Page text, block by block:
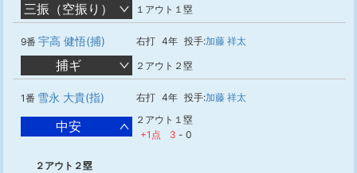
三振（空振り） １アウト１塁
9番 宇高 健悟(捕) 右打 4年 投手:加藤 祥太
捕ギ ２アウト２塁
1番 雪永 大貴(指) 右打 4年 投手:加藤 祥太
中安
２アウト１塁
+1点
3 - 0
２アウト２塁